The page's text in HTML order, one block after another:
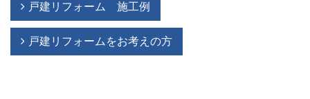
戸建リフォーム 施工例
戸建リフォームをお考えの方